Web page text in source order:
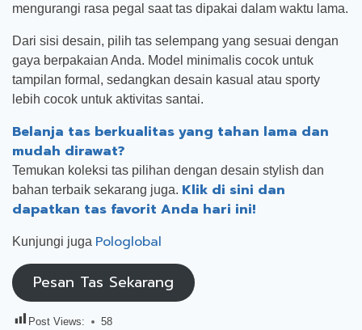
mengurangi rasa pegal saat tas dipakai dalam waktu lama.
Dari sisi desain, pilih tas selempang yang sesuai dengan
gaya berpakaian Anda. Model minimalis cocok untuk
tampilan formal, sedangkan desain kasual atau sporty
lebih cocok untuk aktivitas santai.
Belanja tas berkualitas yang tahan lama dan
mudah dirawat?
Temukan koleksi tas pilihan dengan desain stylish dan
bahan terbaik sekarang juga. Klik di sini dan
dapatkan tas favorit Anda hari ini!
Kunjungi juga Pologlobal
Pesan Tas Sekarang
Post Views: 58